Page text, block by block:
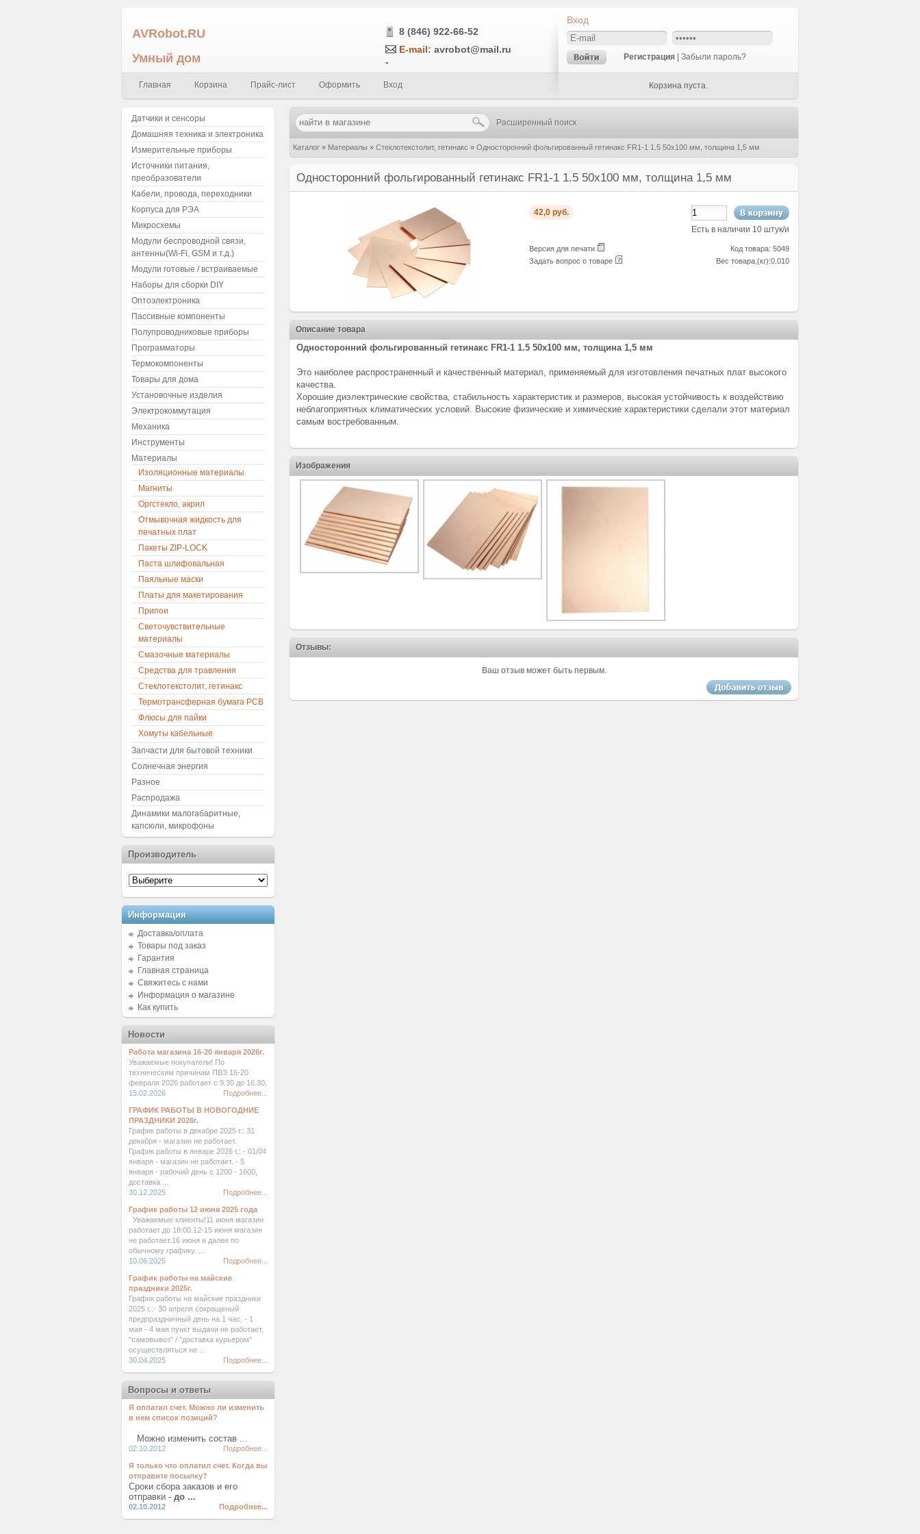
AVRobot.RU
Умный дом
8 (846) 922-66-52
E-mail: avrobot@mail.ru
-
Главная Корзина Прайс-лист Оформить Вход
Вход
Регистрация Забыли пароль?
Корзина пуста.
Расширенный поиск
Каталог » Материалы » Стеклотекстолит, гетинакс » Односторонний фольгированный гетинакс FR1-1 1.5 50х100 мм, толщина 1,5 мм
Односторонний фольгированный гетинакс FR1-1 1.5 50х100 мм, толщина 1,5 мм
42,0 руб.
Есть в наличии 10 штук/и
Версия для печати
Задать вопрос о товаре
Код товара: 5049
Вес товара,(кг):0.010
Описание товара
Односторонний фольгированный гетинакс FR1-1 1.5 50х100 мм, толщина 1,5 мм
Это наиболее распространенный и качественный материал, применяемый для изготовления печатных плат высокого
качества.
Хорошие диэлектрические свойства, стабильность характеристик и размеров, высокая устойчивость к воздействию
неблагоприятных климатических условий. Высокие физические и химические характеристики сделали этот материал
самым востребованным.
Изображения
Отзывы:
Ваш отзыв может быть первым.
Датчики и сенсоры
Домашняя техника и электроника
Измерительные приборы
Источники питания,
преобразователи
Кабели, провода, переходники
Корпуса для РЭА
Микросхемы
Модули беспроводной связи,
антенны(Wi-Fi, GSM и т.д.)
Модули готовые / встраиваемые
Наборы для сборки DIY
Оптоэлектроника
Пассивные компоненты
Полупроводниковые приборы
Программаторы
Термокомпоненты
Товары для дома
Установочные изделия
Электрокоммутация
Механика
Инструменты
Материалы
Изоляционные материалы
Магниты
Оргстекло, акрил
Отмывочная жидкость для
печатных плат
Пакеты ZIP-LOCK
Паста шлифовальная
Паяльные маски
Платы для макетирования
Припои
Светочувствительные
материалы
Смазочные материалы
Средства для травления
Стеклотекстолит, гетинакс
Термотрансферная бумага PCB
Флюсы для пайки
Хомуты кабельные
Запчасти для бытовой техники
Солнечная энергия
Разное
Распродажа
Динамики малогабаритные,
капсюли, микрофоны
Производитель
Информация
Доставка/оплата
Товары под заказ
Гарантия
Главная страница
Свяжитесь с нами
Информация о магазине
Как купить
Новости
Работа магазина 16-20 января 2026г.
Уважаемые покупатели! По
техническим причинам ПВЗ 16-20
февраля 2026 работает с 9.30 до 16.30.
15.02.2026
Подробнее...
ГРАФИК РАБОТЫ В НОВОГОДНИЕ
ПРАЗДНИКИ 2026г.
График работы в декабре 2025 г.: 31
декабря - магазин не работает.
График работы в январе 2026 г.: - 01/04
января - магазин не работает. - 5
января - рабочий день с 1200 - 1600,
доставка ...
30.12.2025
Подробнее...
График работы 12 июня 2025 года
Уважаемые клиенты!11 июня магазин
работает до 18:00.12-15 июня магазин
не работает.16 июня и далее по
обычному графику. ...
10.06.2025
Подробнее...
График работы на майские
праздники 2025г.
График работы на майские праздники
2025 г.:- 30 апреля сокращеный
предпраздничный день на 1 час. - 1
мая - 4 мая пункт выдачи не работает,
"самовывоз" / "доставка курьером"
осуществляться не ...
30.04.2025
Подробнее...
Вопросы и ответы
Я оплатил счет. Можно ли изменить
в нем список позиций?
Можно изменить состав ...
02.10.2012 Подробнее...
Я только что оплатил счет. Когда вы
отправите посылку?
Сроки сбора заказов и его
отправки - до ...
02.10.2012 Подробнее...